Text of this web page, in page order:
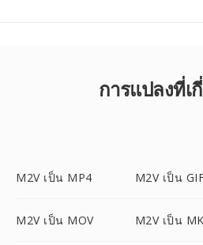
การแปลงที่เ
M2V เป็น MP4 M2V เป็น
M2V เป็น MOV M2V เป็น